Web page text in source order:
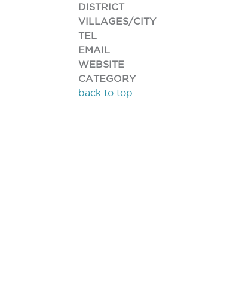
DISTRICT
VILLAGES/CITY
TEL
EMAIL
WEBSITE
CATEGORY
back to top